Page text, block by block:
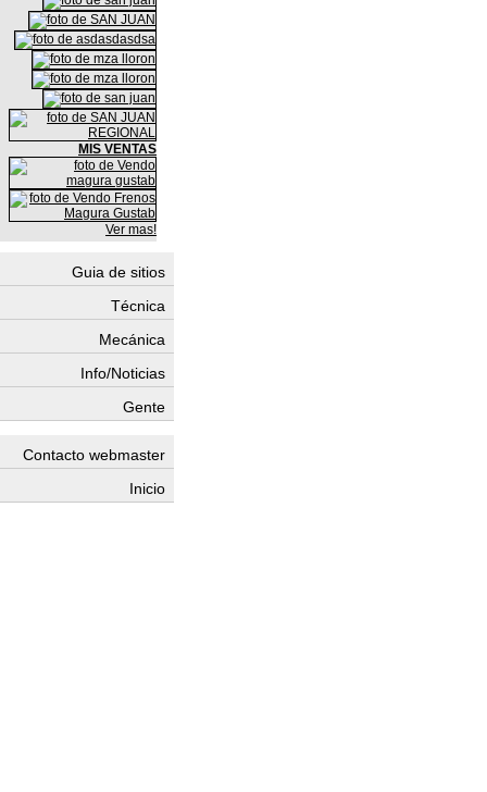
MIS VENTAS
Ver mas!
Guia de sitios
Técnica
Mecánica
Info/Noticias
Gente
Contacto webmaster
Inicio